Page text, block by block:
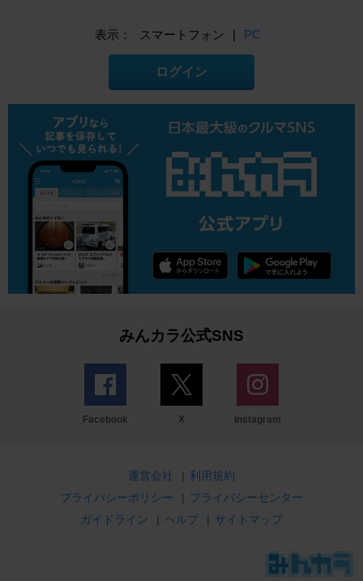
表示： スマートフォン | PC
ログイン
みんカラ公式SNS
Facebook X Instagram
運営会社 | 利用規約
プライバシーポリシー
| プライバシーセンター
ガイドライン
| ヘルプ | サイトマップ